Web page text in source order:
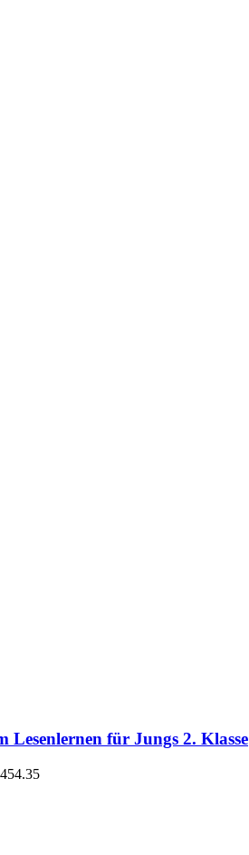
Lesenlernen für Jungs 2. Klasse
454.35